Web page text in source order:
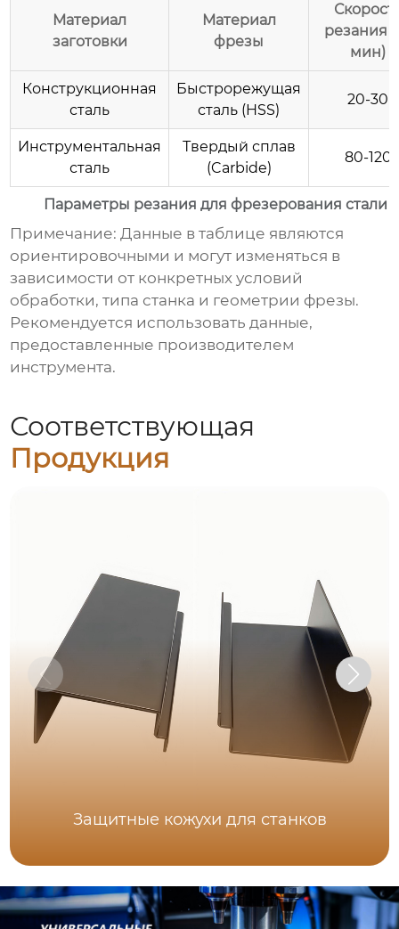
Параметры резания для фрезерования стали
Материал
заготовки
Материал
фрезы
резания
мин)
Конструкционная
сталь
Быстрорежущая
сталь (HSS)
20-30
Инструментальная
сталь
Твердый сплав
(Carbide)
80-120
Примечание: Данные в таблице являются
ориентировочными и могут изменяться в
зависимости от конкретных условий
обработки, типа станка и геометрии фрезы.
Рекомендуется использовать данные,
предоставленные производителем
инструмента.
Соответствующая
Продукция
Защитные кожухи для станков